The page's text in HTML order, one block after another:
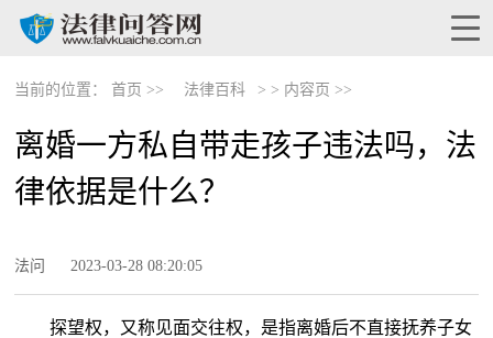
当前的位置： 首页 >> 法律百科 > > 内容页 >>
离婚一方私自带走孩子违法吗，法
律依据是什么？
法问 2023-03-28 08:20:05
探望权，又称见面交往权，是指离婚后不直接抚养子女